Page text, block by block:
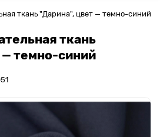
ткань "Дарина", цвет — темно-синий
ткань
темно-синий